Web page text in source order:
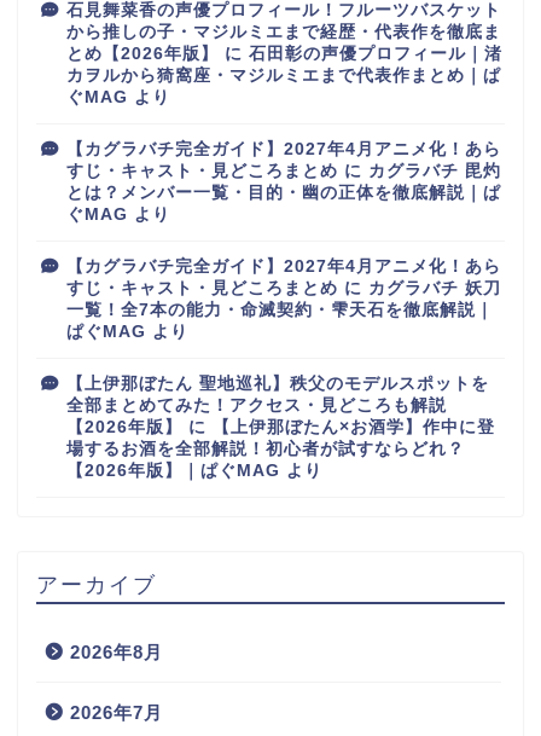
石見舞菜香の声優プロフィール！フルーツバスケット
から推しの子・マジルミエまで経歴・代表作を徹底ま
とめ【2026年版】
に 石田彰の声優プロフィール｜渚
カヲルから猗窩座・マジルミエまで代表作まとめ｜ぱ
ぐMAG より
【カグラバチ完全ガイド】2027年4月アニメ化！あら
すじ・キャスト・見どころまとめ に カグラバチ 毘灼
とは？メンバー一覧・目的・幽の正体を徹底解説｜ぱ
ぐMAG より
【カグラバチ完全ガイド】2027年4月アニメ化！あら
すじ・キャスト・見どころまとめ に カグラバチ 妖刀
一覧！全7本の能力・命滅契約・雫天石を徹底解説｜
ぱぐMAG より
【上伊那ぼたん 聖地巡礼】秩父のモデルスポットを
全部まとめてみた！アクセス・見どころも解説
【2026年版】
に
【上伊那ぼたん×お酒学】作中に登
場するお酒を全部解説！初心者が試すならどれ？
【2026年版】｜ぱぐMAG より
アーカイブ
2026年8月
2026年7月